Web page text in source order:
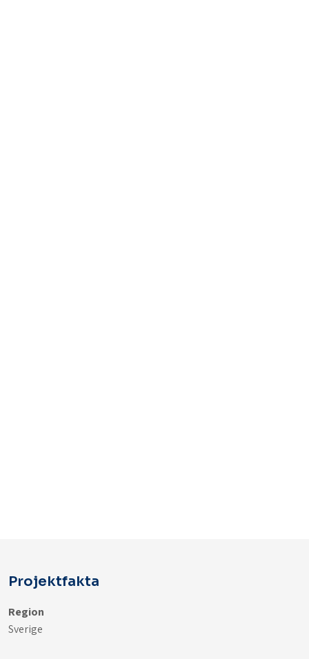
Projektfakta
Region
Sverige